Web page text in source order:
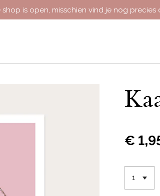
shop is open, misschien vind je nog
€